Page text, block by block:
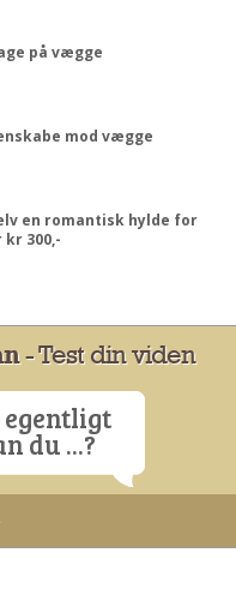
på vægge
mod vægge
en romantisk hylde for
kr 300,-
- Test din viden
egentligt
du ...?